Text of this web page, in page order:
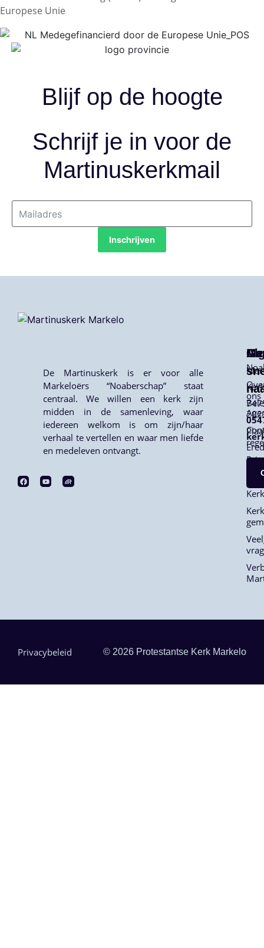
Europese Unie
Blijf op de hoogte
Schrijf je in voor de
Martinuskerkmail
Inschrijven
De Martinuskerk is er voor alle
Markeloërs “Noaberschap” staat
centraal. We willen een kerk zijn
midden in de samenleving, waar
iedereen welkom is om zijn/haar
verhaal te vertellen en waar men liefde
en medeleven ontvangt.
ons
Ga
Privacybeleid © 2026 Protestantse Kerk Markelo